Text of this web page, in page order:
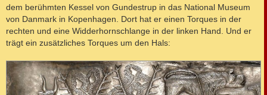
dem berühmten Kessel von Gundestrup in das National Museum
von Danmark in Kopenhagen. Dort hat er einen Torques in der
rechten und eine Widderhornschlange in der linken Hand. Und er
trägt ein zusätzliches Torques um den Hals: